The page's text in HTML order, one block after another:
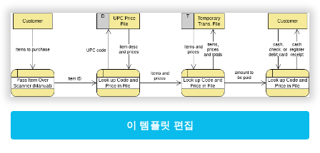
이 템플릿 편집